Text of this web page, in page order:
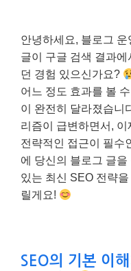
안녕하세요, 블로그
글이 구글 검색 결과
던 경험 있으신가요?
어느 정도 효과를 볼
이 완전히 달라졌습니
리즘이 급변하면서,
전략적인 접근이 필수
에 당신의 블로그 글
있는 최신 SEO 전략
릴게요!
SEO의 기본 이